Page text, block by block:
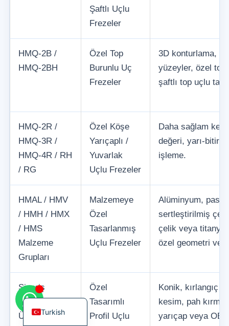
Şaftlı Uçlu
Frezeler
HMQ-2B /
HMQ-2BH
Özel Top
Burunlu Uç
Frezeler
3D konturlama,
yüzeyler, özel top
şaftlı top uçlu
HMQ-2R /
HMQ-3R /
HMQ-4R / RH
/ RG
Özel Köşe
Yarıçaplı /
Yuvarlak
Uçlu Frezeler
Daha sağlam
değeri, yarı-
işleme.
HMAL / HMV
/ HMH / HMX
/ HMS
Malzeme
Grupları
Malzemeye
Özel
Tasarlanmış
Uçlu Frezeler
Alüminyum,
sertleştirilmiş
çelik veya
özel geometri ve
Sipariş
Üzerine
Üretim
Özel
Tasarımlı
Profil Uçlu
Konik, kırlangıç
kesim, pah
yarıçap veya
Turkish
English
Italian
Russian
Chinese
Japanese
Korean